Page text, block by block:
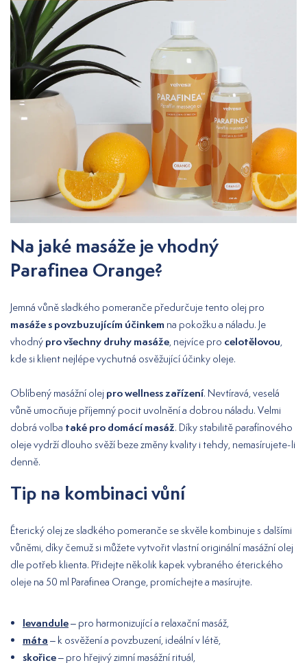
Na jaké masáže je vhodný
Parafinea Orange?
Jemná vůně sladkého pomeranče předurčuje tento olej pro
masáže s povzbuzujícím účinkem na pokožku a náladu. Je
vhodný pro všechny druhy masáže , nejvíce pro celotělovou
kde si klient nejlépe vychutná osvěžující účinky oleje.
Oblíbený masážní olej pro wellness zařízení. Nevtíravá, veselá
vůně umocňuje příjemný pocit uvolnění a dobrou náladu. Velmi
dobrá volba také pro domácí masáž. Díky stabilitě parafínového
oleje vydrží dlouho svěží beze změny kvality i tehdy, nemasírujete-li
denně.
Tip na kombinaci vůní
Éterický olej ze sladkého pomeranče se skvěle kombinuje s dalšími
vůněmi, díky čemuž si můžete vytvořit vlastní originální masážní olej
dle potřeb klienta. Přidejte několik kapek vybraného éterického
oleje na 50 ml Parafinea Orange, promíchejte a masírujte.
levandule– pro harmonizující a relaxační masáž,
máta – k osvěžení a povzbuzení, ideální v létě,
skořice– pro hřejivý zimní masážní rituál,